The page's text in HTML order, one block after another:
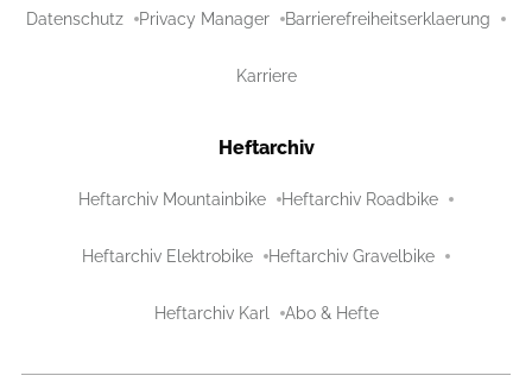
Datenschutz Privacy Manager Barrierefreiheitserklaerung
Karriere
Heftarchiv
Heftarchiv Mountainbike Heftarchiv Roadbike
Heftarchiv Elektrobike Heftarchiv Gravelbike
Heftarchiv Karl Abo & Hefte